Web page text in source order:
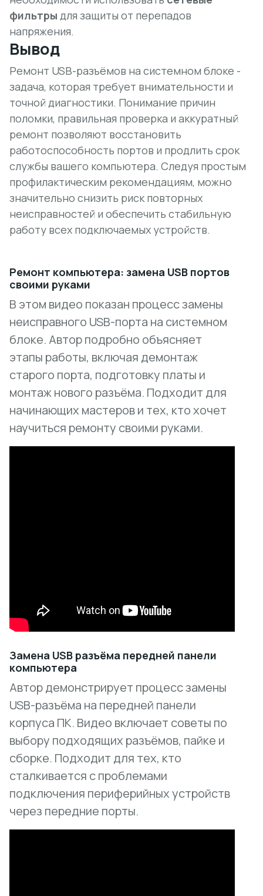
фильтры для защиты от перепадов
напряжения.
Вывод
Ремонт USB-разъёмов на системном блоке -
задача, которая требует внимательности и
точной диагностики. Понимание причин
поломки, правильная проверка и аккуратный
ремонт позволяют восстановить
работоспособность портов и продлить срок
службы вашего компьютера. Следуя простым
профилактическим рекомендациям, можно
значительно снизить риск повторных
неисправностей и обеспечить стабильную
работу всех подключаемых устройств.
Ремонт компьютера: замена USB портов
своими руками
В этом видео показан процесс замены
неисправного USB-порта на системном
блоке. Автор подробно объясняет
этапы работы, включая демонтаж
старого порта, подготовку платы и
монтаж нового разъёма. Подходит для
начинающих мастеров и тех, кто хочет
научиться ремонту своими руками.
Замена USB разъёма передней панели
компьютера
Автор демонстрирует процесс замены
USB-разъёма на передней панели
корпуса ПК. Видео включает советы по
выбору подходящих разъёмов, пайке и
сборке. Подходит для тех, кто
сталкивается с проблемами
подключения периферийных устройств
через передние порты.